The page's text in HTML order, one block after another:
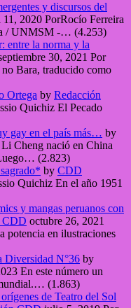
y discursos del
11, 2020 PorRocío Ferreira
/ UNMSM -… (4.253)
entre la norma y la
30, 2021 Por
Bara, traducido como
Ortega by Redacción
Quichiz El Pecado
gay en el país más… by
Li Cheng nació en China
(2.823)
by CDD
Quichiz En el año 1951
y mangas peruanos con
CDD octubre 26, 2021
potencia en ilustraciones
Diversidad N°36 by
En este número un
(1.863)
de Teatro del Sol